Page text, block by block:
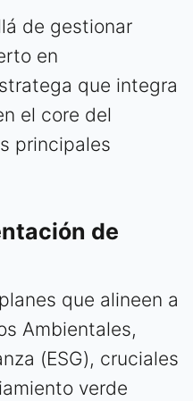
de gestionar
en
que integra
el core del
principales
de
que alineen a
Ambientales,
(ESG), cruciales
verde